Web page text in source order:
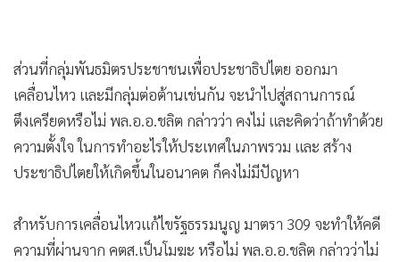
ส่วนที่กลุ่มพันธมิตรประชาชนเพื่อประชาธิปไตย ออกมา
เคลื่อนไหว และมีกลุ่มต่อต้านเช่นกัน จะนำไปสู่สถานการณ์
ตึงเครียดหรือไม่ พล.อ.อ.ชลิต กล่าวว่า คงไม่ และคิดว่าถ้าทำด้วย
ความตั้งใจ ในการทำอะไรให้ประเทศในภาพรวม และ สร้าง
ประชาธิปไตยให้เกิดขึ้นในอนาคต ก็คงไม่มีปัญหา
สำหรับการเคลื่อนไหวแก้ไขรัฐธรรมนูญ มาตรา 309 จะทำให้คดี
ความที่ผ่านจาก คตส.เป็นโมฆะ หรือไม่ พล.อ.อ.ชลิต กล่าวว่าไม่